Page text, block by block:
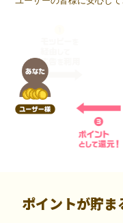
ポイントが貯